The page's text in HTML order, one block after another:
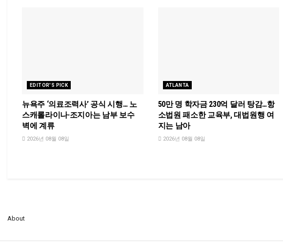
EDITOR'S PICK
뉴욕주 ‘의료조력사’ 공식 시행… 노
스캐롤라이나·조지아는 남부 보수
벽에 계류
2026년 08월 08일
ATLANTA
50만 명 학자금 230억 달러 탕감…항
소법원 패소한 교육부, 대법원행 여
지는 남아
2026년 08월 08일
About